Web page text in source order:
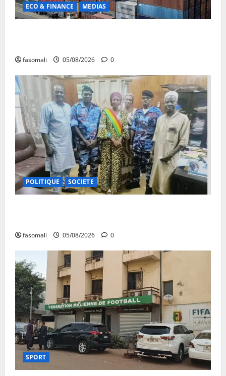
ECO & FINANCE MEDIAS
fasomali 05/08/2026 0
POLITIQUE SOCIETE
fasomali 05/08/2026 0
SPORT